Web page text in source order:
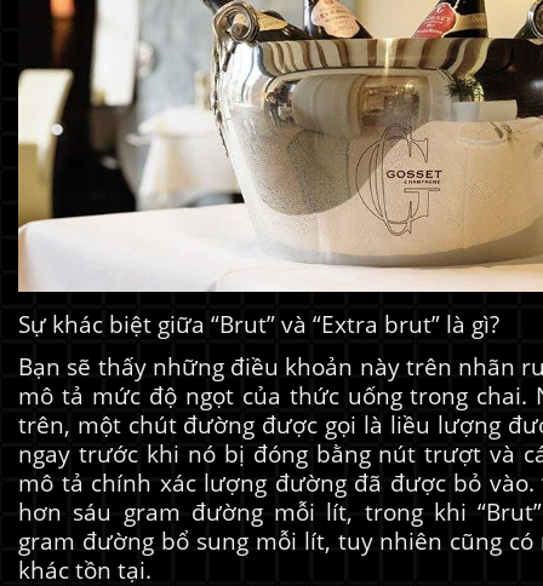
Sự khác biệt giữa “Brut” và “Extra brut” là gì?
Bạn sẽ thấy những điều khoản này trên nhãn
mô tả mức độ ngọt của thức uống trong chai.
trên, một chút đường được gọi là liều lượng
ngay trước khi nó bị đóng bằng nút trượt và
mô tả chính xác lượng đường đã được bỏ vào.
hơn sáu gram đường mỗi lít, trong khi
gram đường bổ sung mỗi lít, tuy nhiên cũng
khác tồn tại.